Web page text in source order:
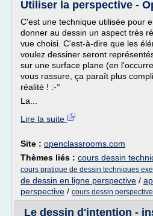
Utiliser la perspective -
C'est une technique utilisée pour
donner au dessin un aspect très
vue choisi. C'est-à-dire que les
voulez dessiner seront
sur une surface plane (en
vous rassure, ça paraît plus
réalité ! :-°
La...
Lire la suite
Site : openclassrooms.com
Thèmes liés : cours dessin
cours pratique de dessin techniques
de dessin en ligne perspective /
perspective / cours dessin
Le dessin d'intention -